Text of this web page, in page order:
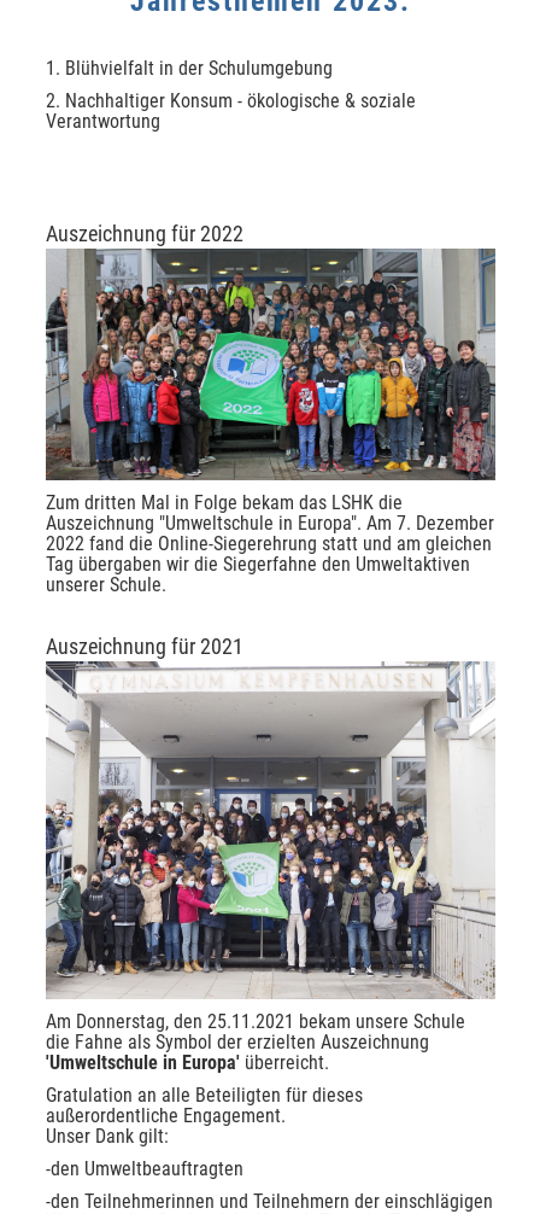
1. Blühvielfalt in der Schulumgebung
2. Nachhaltiger Konsum - ökologische & soziale
Verantwortung
Auszeichnung für 2022
Zum dritten Mal in Folge bekam das LSHK die
Auszeichnung "Umweltschule in Europa". Am 7. Dezember
2022 fand die Online-Siegerehrung statt und am gleichen
Tag übergaben wir die Siegerfahne den Umweltaktiven
unserer Schule.
Auszeichnung für 2021
Am Donnerstag, den 25.11.2021 bekam unsere Schule
die Fahne als Symbol der erzielten Auszeichnung
'Umweltschule in Europa' überreicht.
Gratulation an alle Beteiligten für dieses
außerordentliche Engagement.
Unser Dank gilt:
-den Umweltbeauftragten
-den Teilnehmerinnen und Teilnehmern der einschlägigen